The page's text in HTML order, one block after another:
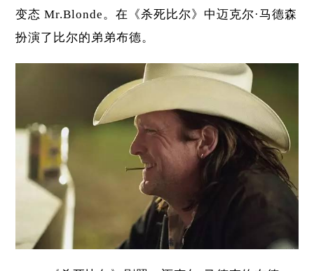
变态 Mr.Blonde。在 《杀死比尔》 中迈克尔·马德森
扮演了比尔的弟弟布德。